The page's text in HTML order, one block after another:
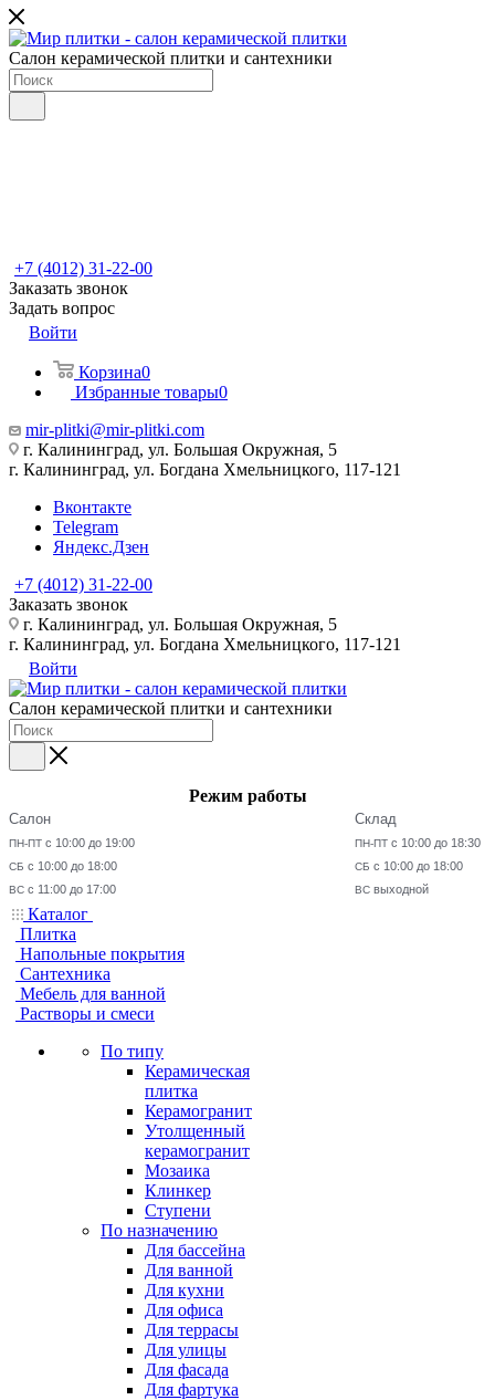
Салон керамической плитки и сантехники
+7 (4012) 31-22-00
Заказать звонок
Задать вопрос
Войти
Корзина0
Избранные товары0
mir-plitki@mir-plitki.com
г. Калининград, ул. Большая Окружная, 5
г. Калининград, ул. Богдана Хмельницкого, 117-121
Вконтакте
Telegram
Яндекс.Дзен
+7 (4012) 31-22-00
Заказать звонок
г. Калининград, ул. Большая Окружная, 5
г. Калининград, ул. Богдана Хмельницкого, 117-121
Войти
Салон керамической плитки и сантехники
Режим работы
Салон
ПН-ПТ с 10:00 до 19:00
СБ с 10:00 до 18:00
ВС с 11:00 до 17:00
Склад
ПН-ПТ с 10:00 до 18:30
СБ с 10:00 до 18:00
ВС выходной
Каталог
Плитка
Напольные покрытия
Сантехника
Мебель для ванной
Растворы и смеси
По типу
Керамическая
плитка
Керамогранит
Утолщенный
керамогранит
Мозаика
Клинкер
Ступени
По назначению
Для бассейна
Для ванной
Для кухни
Для офиса
Для террасы
Для улицы
Для фасада
Для фартука